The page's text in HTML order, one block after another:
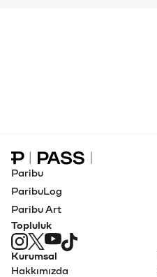
Paribu Pass Ana Sayfa
Paribu
ParibuLog
Paribu Art
Topluluk
Kurumsal
Hakkımızda